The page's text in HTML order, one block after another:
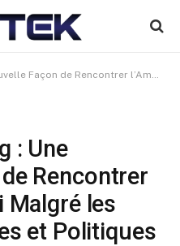
l’Amour en Haïti Malgré les Défis Sécuritaires et Politiques
: Une
Rencontrer
Malgré les
et Politiques